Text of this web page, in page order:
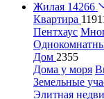
Жилая 14266
Квартира
Пентхаус
Дом 2355
Дома у моря
Земельные
Элитная